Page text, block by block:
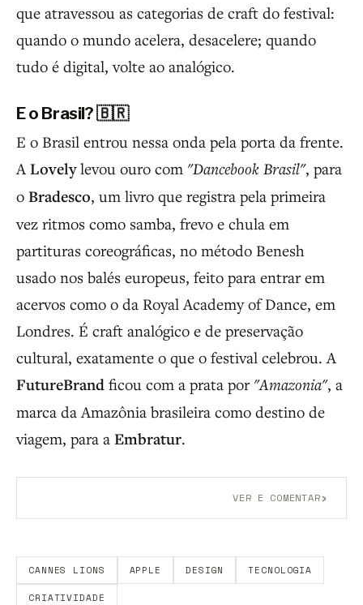
que atravessou as categorias de craft do festival:
quando o mundo acelera, desacelere; quando
tudo é digital, volte ao analógico.
E o Brasil? 🇧🇷
E o Brasil entrou nessa onda pela porta da frente.
A Lovelylevou ouro com "Dancebook Brasil", para
o Bradesco, um livro que registra pela primeira
vez ritmos como samba, frevo e chula em
partituras coreográficas, no método Benesh
usado nos balés europeus, feito para entrar em
acervos como o da Royal Academy of Dance, em
Londres. É craft analógico e de preservação
cultural, exatamente o que o festival celebrou. A
FutureBrand ficou com a prata por "Amazonia", a
marca da Amazônia brasileira como destino de
viagem, para a Embratur.
VER E COMENTAR›
CANNES LIONS APPLE DESIGN TECNOLOGIA
CRIATIVIDADE